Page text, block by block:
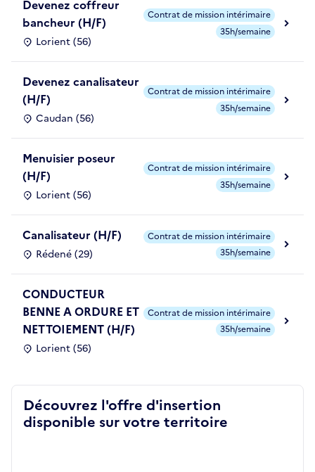
Devenez coffreur
bancheur (H/F)
Lorient (56)
Contrat de mission intérimaire
35h/semaine
Devenez canalisateur
(H/F)
Caudan (56)
Contrat de mission intérimaire
35h/semaine
Menuisier poseur
(H/F)
Lorient (56)
Contrat de mission intérimaire
35h/semaine
Canalisateur (H/F)
Rédené (29)
Contrat de mission intérimaire
35h/semaine
CONDUCTEUR
BENNE A ORDURE ET
NETTOIEMENT (H/F)
Lorient (56)
Contrat de mission intérimaire
35h/semaine
Découvrez l'offre d'insertion
disponible sur votre territoire